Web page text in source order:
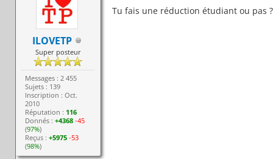
ILOVETP
Super posteur
Messages : 2 455
Sujets : 139
Inscription : Oct.
2010
Réputation : 116
Donnés :+4368 -45
(97%)
Reçus :+5975 -53
(98%)
Tu fais une réduction étudiant ou pas ?